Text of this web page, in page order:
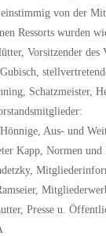
einstimmig von der
Ressorts wurden
Vorsitzender des
Schatzmeister,
Aus- und
Kapp, Normen
Presse u.